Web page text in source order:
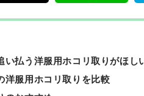
い払う洋服用ホコリ取りがほし
洋服用ホコリ取りを比較